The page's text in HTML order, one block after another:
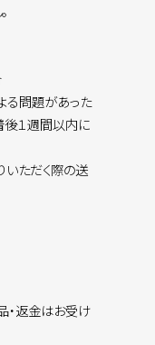
る問題があった
後１週間以内に
ただく際の送
・返金はお受け